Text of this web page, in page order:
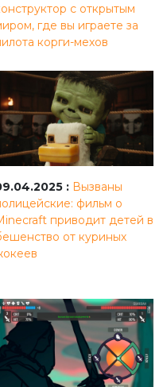
с открытым
где вы играете за
корги-мехов
: Вызваны
фильм о
приводит детей в
от куриных